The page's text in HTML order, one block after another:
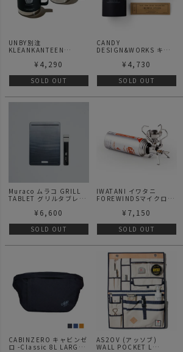
UNBY別注
KLEANKANTEEN
¥ 4,290
SOLD OUT
CANDY
DESIGN&WORKS キャ
“#04 Cypress flavor”
インセンスキット "#04
¥ 4,730
SOLD OUT
Muraco ムラコ GRILL
TABLET グリルタブレッ
¥ 6,600
SOLD OUT
IWATANI イワタニ
FOREWINDSマイクロキ
¥ 7,150
SOLD OUT
CABINZERO キャビンゼ
ロ -Classic 8L LARGE
AS2OV (アッソブ)
WALL POCKET L